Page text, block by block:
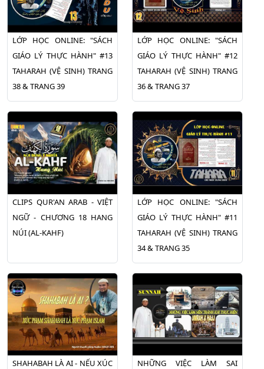
LỚP HỌC ONLINE: "SÁCH
GIÁO LÝ THỰC HÀNH" #13
TAHARAH (VỆ SINH) TRANG
38 & TRANG 39
LỚP HỌC ONLINE: "SÁCH
GIÁO LÝ THỰC HÀNH" #12
TAHARAH (VỆ SINH) TRANG
36 & TRANG 37
CLIPS QUR'AN ARAB - VIỆT
NGỮ - CHƯƠNG 18 HANG
NÚI (AL-KAHF)
LỚP HỌC ONLINE: "SÁCH
GIÁO LÝ THỰC HÀNH" #11
TAHARAH (VỆ SINH) TRANG
34 & TRANG 35
SHAHABAH LÀ AI - NẾU XÚC
NHỮNG VIỆC LÀM SAI